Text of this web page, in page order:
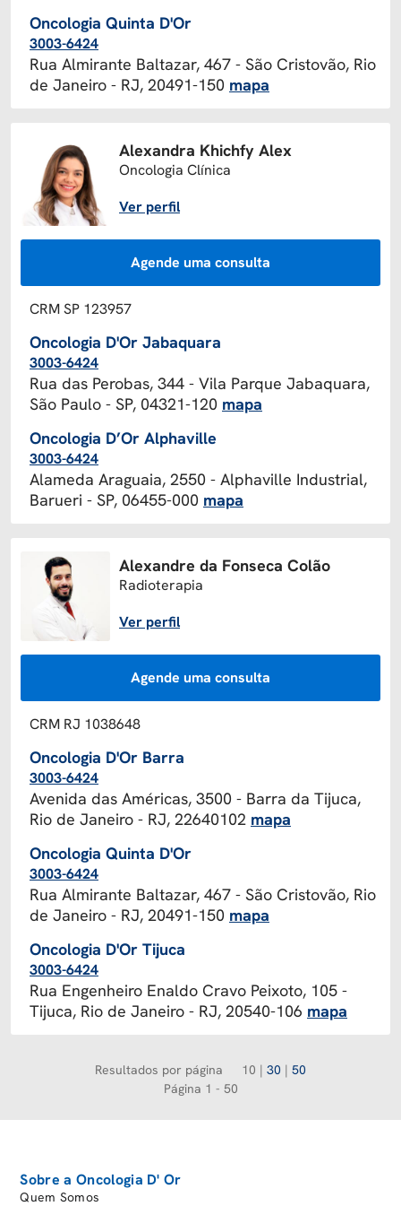
Oncologia Quinta D'Or
3003-6424
Rua Almirante Baltazar, 467 - São Cristovão, Rio
de Janeiro - RJ, 20491-150 mapa
Alexandra Khichfy Alex
Oncologia Clínica
Ver perfil
Agende uma consulta
CRM SP 123957
Oncologia D'Or Jabaquara
3003-6424
Rua das Perobas, 344 - Vila Parque Jabaquara,
São Paulo - SP, 04321-120 mapa
Oncologia D’Or Alphaville
3003-6424
Alameda Araguaia, 2550 - Alphaville Industrial,
Barueri - SP, 06455-000 mapa
Alexandre da Fonseca Colão
Radioterapia
Ver perfil
Agende uma consulta
CRM RJ 1038648
Oncologia D'Or Barra
3003-6424
Avenida das Américas, 3500 - Barra da Tijuca,
Rio de Janeiro - RJ, 22640102 mapa
Oncologia Quinta D'Or
3003-6424
Rua Almirante Baltazar, 467 - São Cristovão, Rio
de Janeiro - RJ, 20491-150 mapa
Oncologia D'Or Tijuca
3003-6424
Rua Engenheiro Enaldo Cravo Peixoto, 105 -
Tijuca, Rio de Janeiro - RJ, 20540-106 mapa
Resultados por página 10 | 30 | 50
Página 1 - 50
Sobre a Oncologia D' Or
Quem Somos